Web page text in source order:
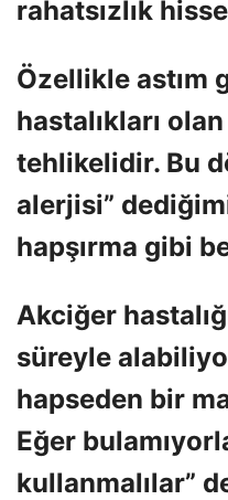
rahatsızlık
Özellikle astım
hastalıkları
tehlikelidir. Bu
alerjisi”
hapşırma gibi
Akciğer
süreyle
hapseden bir
Eğer
kullanmalılar”